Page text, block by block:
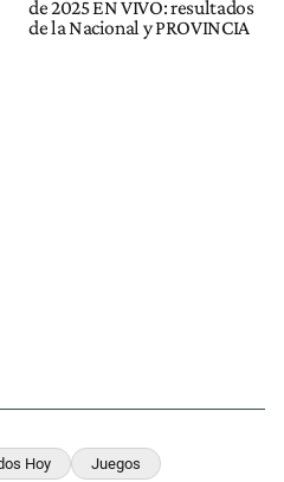
de 2025 EN VIVO: resultados
de la Nacional y PROVINCIA
Hoy Juegos